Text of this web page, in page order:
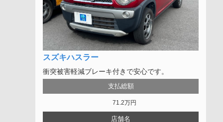
スズキハスラー
衝突被害軽減ブレーキ付きで安心です。
支払総額
71.2万円
店舗名